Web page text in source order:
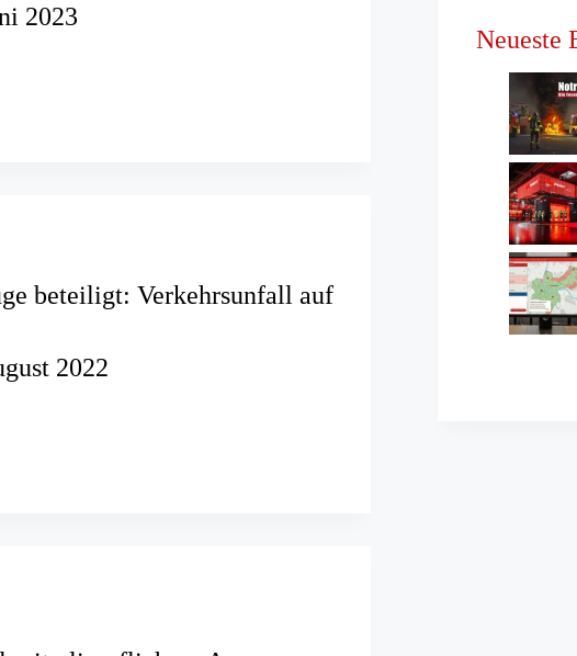
2023
beteiligt: Verkehrsunfall auf
2022
Neueste